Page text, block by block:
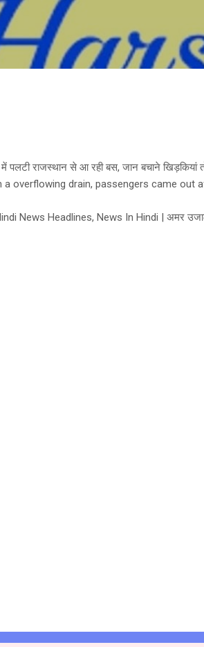
राजस्थान से आ रही बस, जान बचाने खिड़कियां
overflowing drain, passengers came out
News Headlines, News In Hindi | अमर